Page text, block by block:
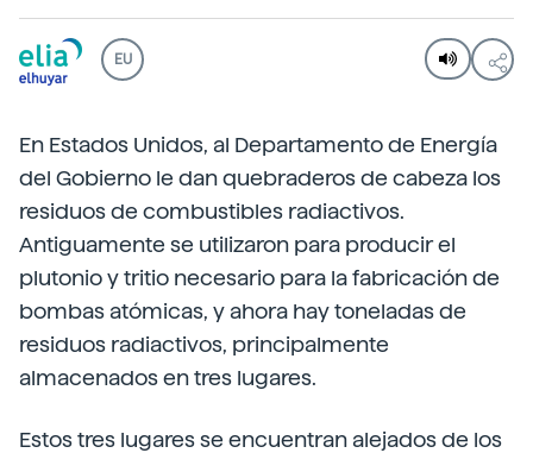
EU
En Estados Unidos, al Departamento de Energía
del Gobierno le dan quebraderos de cabeza los
residuos de combustibles radiactivos.
Antiguamente se utilizaron para producir el
plutonio y tritio necesario para la fabricación de
bombas atómicas, y ahora hay toneladas de
residuos radiactivos, principalmente
almacenados en tres lugares.
Estos tres lugares se encuentran alejados de los